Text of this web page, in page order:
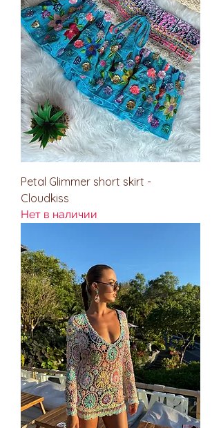
Petal Glimmer short skirt -
Cloudkiss
Нет в наличии